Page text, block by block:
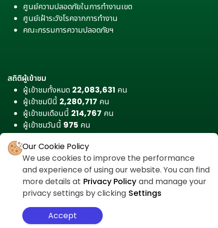
ศูนย์ความปลอดภัยในการทำงานเขต
ศูนย์เฝ้าระวังโรคจากการทำงาน
คณะกรรมการความปลอดภัยฯ
สถิติผู้เข้าชม
ผู้เข้าชมทั้งหมด 22,083,631 คน
ผู้เข้าชมปีนี้ 2,280,717 คน
ผู้เข้าชมเดือนนี้ 214,767 คน
ผู้เข้าชมวันนี้ 975 คน
สำหรับเจ้าหน้าที่ ศูนย์ต่อต้านคอร์รัปชัน นโยบายความเป็นส่วนตัว
Our Cookie Policy
We use cookies to improve the performance
and experience of using our website. You can find
more details at Privacy Policy and manage your
privacy settings by clicking Settings
Accept